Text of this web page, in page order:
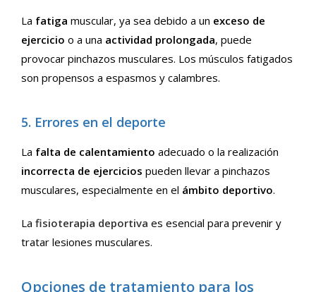
La fatiga muscular, ya sea debido a un exceso de
ejercicio o a una actividad prolongada, puede
provocar pinchazos musculares. Los músculos fatigados
son propensos a espasmos y calambres.
5. Errores en el deporte
La falta de calentamiento adecuado o la realización
incorrecta de ejercicios pueden llevar a pinchazos
musculares, especialmente en el ámbito deportivo.
La fisioterapia deportiva es esencial para prevenir y
tratar lesiones musculares.
Opciones de tratamiento para los